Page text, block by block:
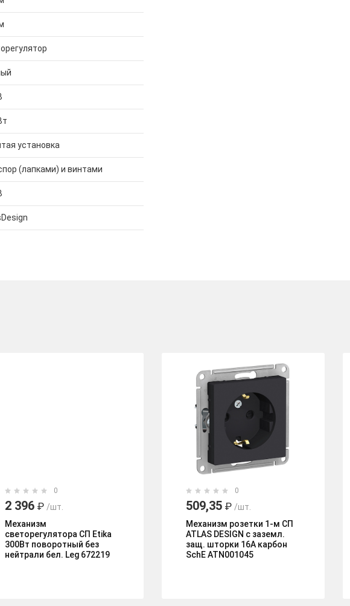
установка
(лапками) и винтами
0
2 396 ₽ /шт.
Механизм
светорегулятора СП Etika
300Вт поворотный без
нейтрали бел. Leg 672219
0
509,35 ₽ /шт.
Механизм розетки 1-м СП
ATLAS DESIGN с заземл.
защ. шторки 16А карбон
SchE ATN001045